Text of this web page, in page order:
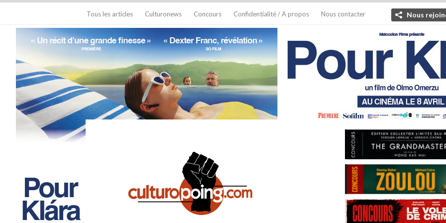
Tous les articles Culturonews Concours Confidentialité / A propos Nous contacter Nous